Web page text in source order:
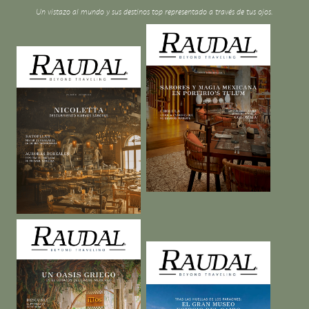
Un vistazo al mundo y sus destinos top representado a través de tus ojos.